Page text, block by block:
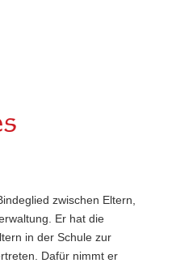
zwischen Eltern,
Er hat die
in der Schule zur
Dafür nimmt er